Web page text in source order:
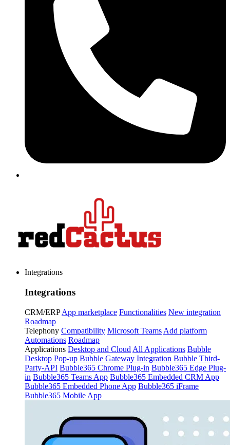
Integrations
Integrations
CRM/ERP App marketplace Functionalities New integration
Roadmap
Telephony Compatibility Microsoft Teams Add platform
Automations Roadmap
Applications Desktop and Cloud All Applications Bubble
Desktop Pop-up Bubble Gateway Integration Bubble Third-
Party-API Bubble365 Chrome Plug-in Bubble365 Edge Plug-
in Bubble365 Teams App Bubble365 Embedded CRM App
Bubble365 Embedded Phone App Bubble365 iFrame
Bubble365 Mobile App